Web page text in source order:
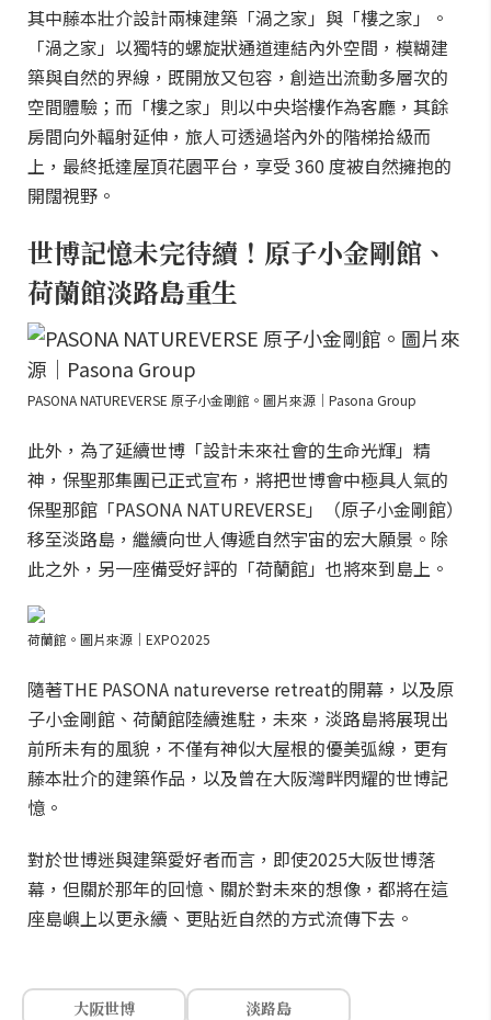
其中藤本壯介設計兩棟建築「渦之家」與「樓之家」。
「渦之家」以獨特的螺旋狀通道連結內外空間，模糊建
築與自然的界線，既開放又包容，創造出流動多層次的
空間體驗；而「樓之家」則以中央塔樓作為客廳，其餘
房間向外輻射延伸，旅人可透過塔內外的階梯拾級而
上，最終抵達屋頂花園平台，享受 360 度被自然擁抱的
開闊視野。
世博記憶未完待續！原子小金剛館、
荷蘭館淡路島重生
PASONA NATUREVERSE 原子小金剛館。圖片來源｜Pasona Group
此外，為了延續世博「設計未來社會的生命光輝」精
神，保聖那集團已正式宣布，將把世博會中極具人氣的
保聖那館「PASONA NATUREVERSE」（原子小金剛館）
移至淡路島，繼續向世人傳遞自然宇宙的宏大願景。除
此之外，另一座備受好評的「荷蘭館」也將來到島上。
荷蘭館。圖片來源｜EXPO2025
隨著THE PASONA natureverse retreat的開幕，以及原
子小金剛館、荷蘭館陸續進駐，未來，淡路島將展現出
前所未有的風貌，不僅有神似大屋根的優美弧線，更有
藤本壯介的建築作品，以及曾在大阪灣畔閃耀的世博記
憶。
對於世博迷與建築愛好者而言，即使2025大阪世博落
幕，但關於那年的回憶、關於對未來的想像，都將在這
座島嶼上以更永續、更貼近自然的方式流傳下去。
大阪世博
淡路島